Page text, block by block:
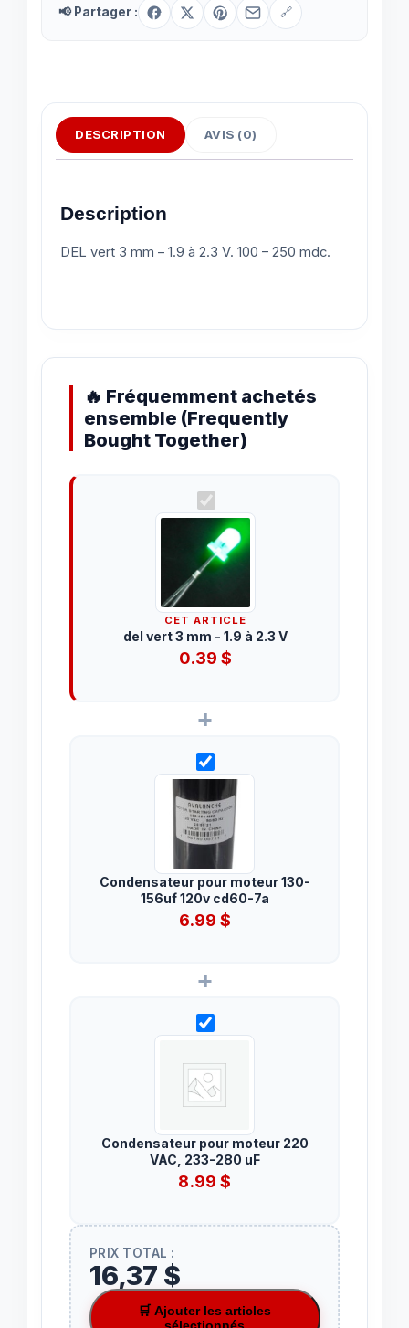
📢 Partager : 🔗
DESCRIPTION AVIS (0)
Description
DEL vert 3 mm – 1.9 à 2.3 V. 100 – 250 mdc.
🔥 Fréquemment achetés
ensemble (Frequently
Bought Together)
CET ARTICLE
del vert 3 mm - 1.9 à 2.3 V
0.39$
+
Condensateur pour moteur 130-
156uf 120v cd60-7a
6.99 $
+
Condensateur pour moteur 220
VAC, 233-280 uF
8.99 $
PRIX TOTAL :
16,37 $
🛒 Ajouter les articles